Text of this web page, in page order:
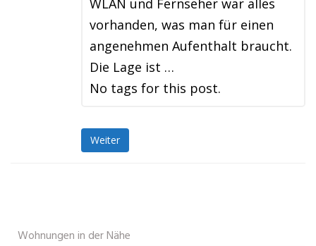
WLAN und Fernseher war alles
vorhanden, was man für einen
angenehmen Aufenthalt braucht.
Die Lage ist …
No tags for this post.
Weiter
Wohnungen in der Nähe